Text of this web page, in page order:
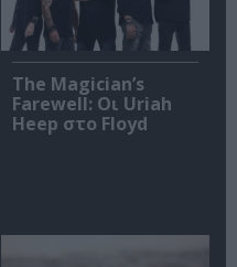
The Magician’s
Farewell: Οι Uriah
Heep στο Floyd